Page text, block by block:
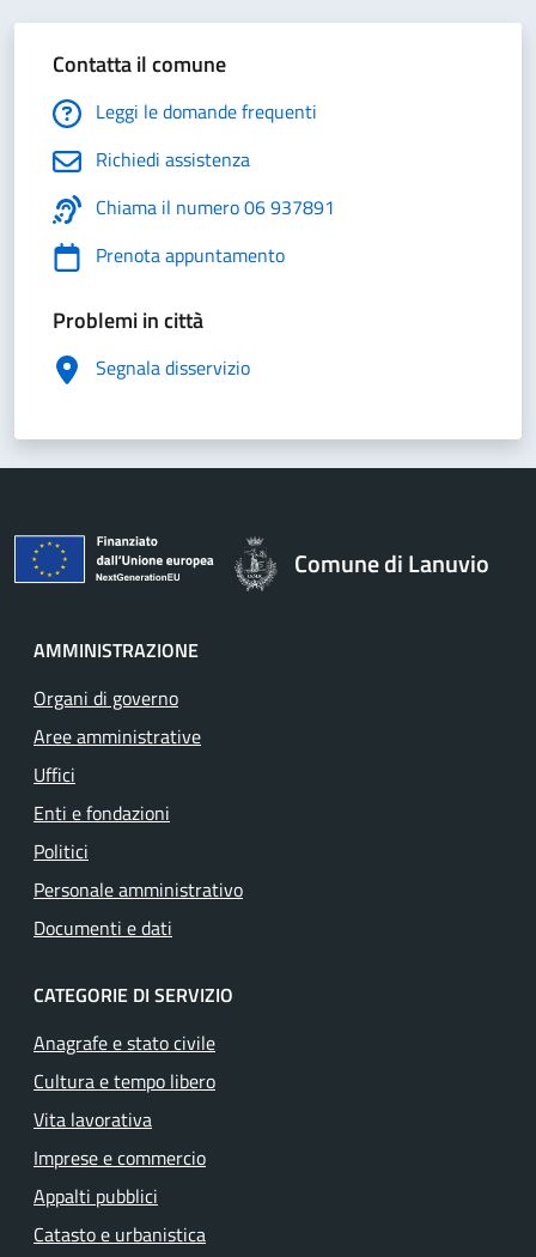
Contatta il comune
Leggi le domande frequenti
Richiedi assistenza
Chiama il numero 06 937891
Prenota appuntamento
Problemi in città
Segnala disservizio
Comune di Lanuvio
AMMINISTRAZIONE
Organi di governo
Aree amministrative
Uffici
Enti e fondazioni
Politici
Personale amministrativo
Documenti e dati
CATEGORIE DI SERVIZIO
Anagrafe e stato civile
Cultura e tempo libero
Vita lavorativa
Imprese e commercio
Appalti pubblici
Catasto e urbanistica